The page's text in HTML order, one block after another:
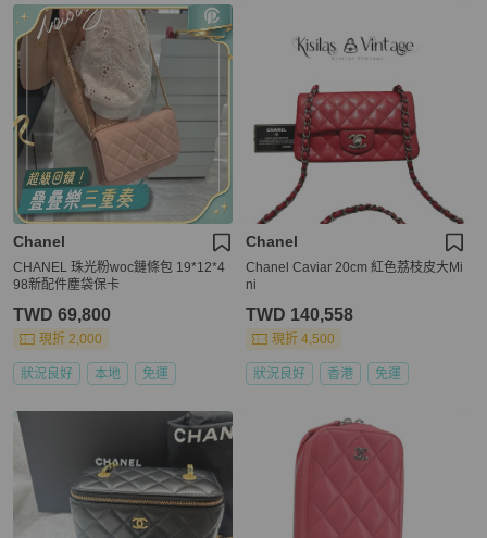
Chanel
CHANEL 珠光粉woc鏈條包 19*12*4
98新配件塵袋保卡
TWD 69,800
現折 2,000
狀況良好 本地 免運
Chanel
Chanel Caviar 20cm 紅色荔枝皮大Mi
ni
TWD 140,558
現折 4,500
狀況良好 香港 免運